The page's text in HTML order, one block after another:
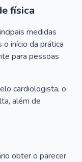
física
medidas
o início da prática
para pessoas
cardiologista, o
além de
obter o parecer